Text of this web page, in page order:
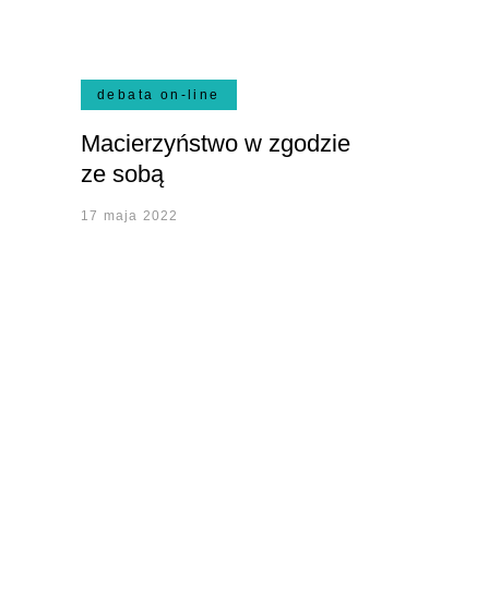
debata on-line
Macierzyństwo w zgodzie
ze sobą
17 maja 2022